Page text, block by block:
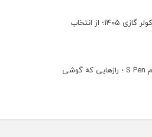
راهنمای جامع کولر گازی ۱۴۰۵؛ از انتخاب
قابلیت‌های قلم S Pen ؛ رازهایی که گوشی